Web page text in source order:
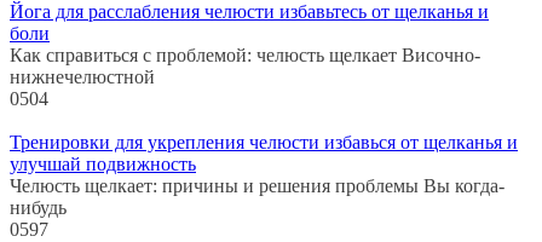
Йога для расслабления челюсти избавьтесь от щелканья и
боли
Как справиться с проблемой: челюсть щелкает Височно-
нижнечелюстной
0504
Тренировки для укрепления челюсти избавься от щелканья и
улучшай подвижность
Челюсть щелкает: причины и решения проблемы Вы когда-
нибудь
0597